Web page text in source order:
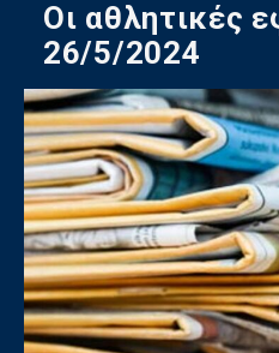
Οι αθλητικές
26/5/2024